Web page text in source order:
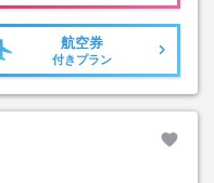
航空券
付きプラン